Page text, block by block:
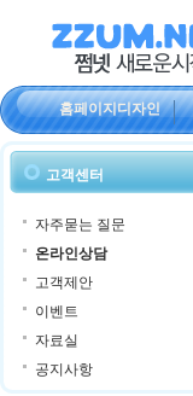
홈페이지디자인
고객센터
자주묻는 질문
온라인상담
고객제안
이벤트
자료실
공지사항